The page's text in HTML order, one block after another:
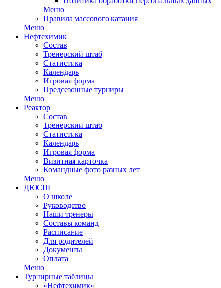
Меню
Правила массового катания
Меню
Нефтехимик
Состав
Тренерский штаб
Статистика
Календарь
Игровая форма
Предсезонные турниры
Меню
Реактор
Состав
Тренерский штаб
Статистика
Календарь
Игровая форма
Визитная карточка
Командные фото разных лет
Меню
ДЮСШ
О школе
Руководство
Наши тренеры
Составы команд
Расписание
Для родителей
Документы
Оплата
Меню
Турнирные таблицы
«Нефтехимик»